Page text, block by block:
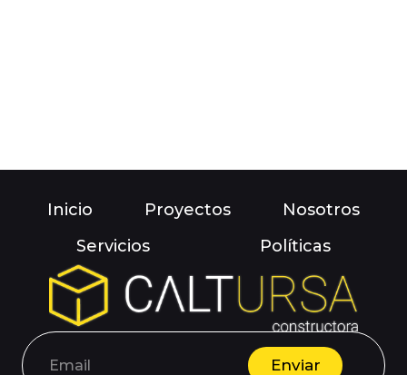
Inicio Proyectos
Nosotros
Servicios
Políticas
Enviar